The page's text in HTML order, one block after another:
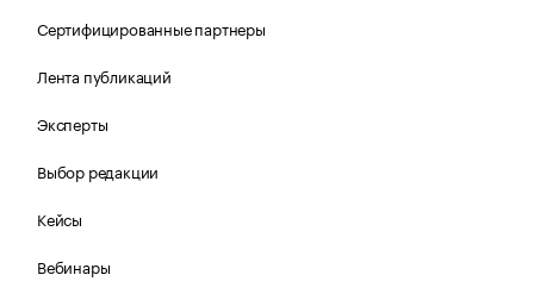
Сертифицированные партнеры
Лента публикаций
Эксперты
Выбор редакции
Кейсы
Вебинары